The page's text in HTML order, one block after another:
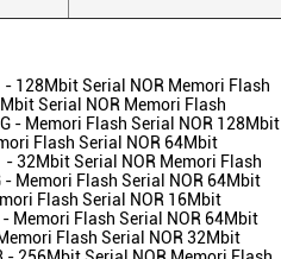
- 128Mbit Serial NOR Memori Flash
Serial NOR Memori Flash
- Memori Flash Serial NOR 128Mbit
Flash Serial NOR 64Mbit
32Mbit Serial NOR Memori Flash
- Memori Flash Serial NOR 64Mbit
Flash Serial NOR 16Mbit
Memori Flash Serial NOR 64Mbit
Flash Serial NOR 32Mbit